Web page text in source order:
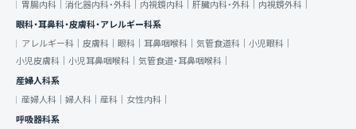
胃腸内科｜ 消化器内科・外科｜ 内視鏡内科｜ 肝臓内科・外科｜ 内視鏡外科｜
眼科・耳鼻科・皮膚科・アレルギー科系
アレルギー科｜ 皮膚科｜ 眼科｜ 耳鼻咽喉科｜ 気管食道科｜ 小児眼科｜
小児皮膚科｜ 小児耳鼻咽喉科｜ 気管食道・耳鼻咽喉科｜
産婦人科系
産婦人科｜ 婦人科｜ 産科｜ 女性内科｜
呼吸器科系